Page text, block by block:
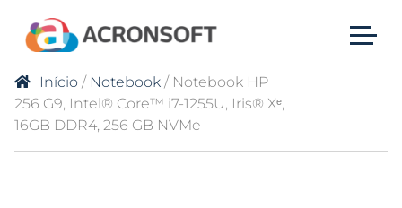
Início / Notebook / Notebook HP
256 G9, Intel® Core™ i7-1255U, Iris® Xᵉ,
16GB DDR4, 256 GB NVMe